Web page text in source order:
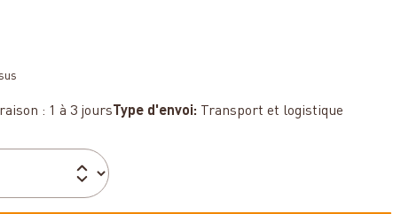
: 1 à 3 jours Type d'envoi: Transport et logistique